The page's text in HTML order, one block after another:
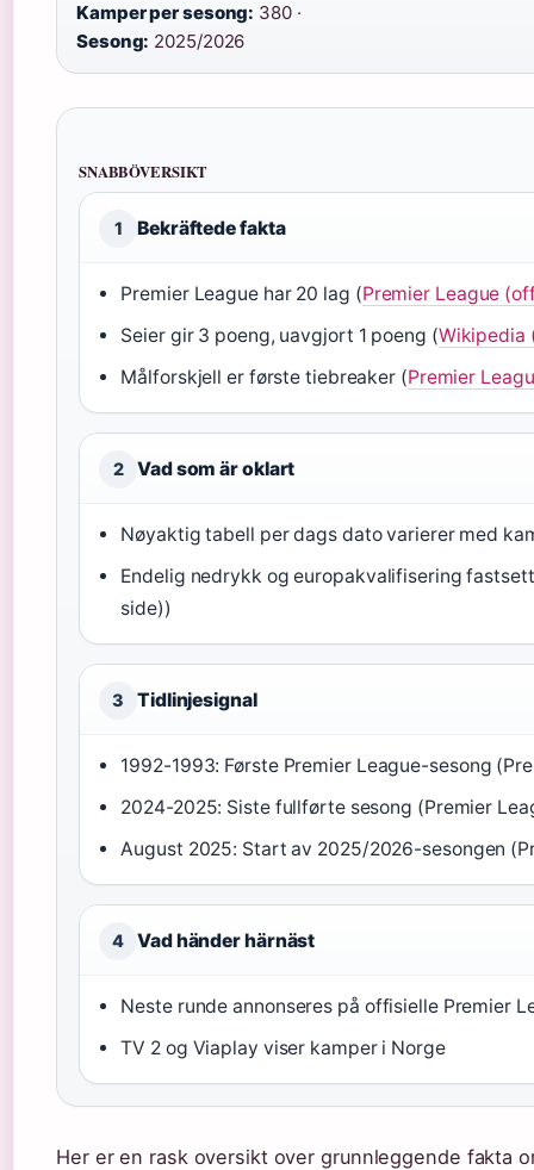
Kamper per sesong: 380 ·
Sesong: 2025/2026
SNABBÖVERSIKT
1 Bekräftede fakta
Premier League har 20 lag (Premier League
Seier gir 3 poeng, uavgjort 1 poeng (Wikipedia
Målforskjell er første tiebreaker (Premier
2 Vad som är oklart
Nøyaktig tabell per dags dato varierer med
Endelig nedrykk og europakvalifisering
side))
3 Tidlinjesignal
1992-1993: Første Premier League-sesong
2024-2025: Siste fullførte sesong (Premier
August 2025: Start av 2025/2026-sesongen
4 Vad händer härnäst
Neste runde annonseres på offisielle Premier
TV 2 og Viaplay viser kamper i Norge
Her er en rask oversikt over grunnleggende fakta